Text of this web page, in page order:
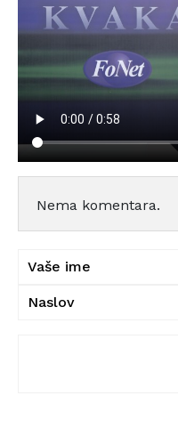
Nema komentara.